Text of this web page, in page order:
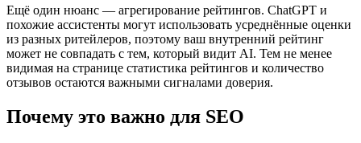
Ещё один нюанс — агрегирование рейтингов. ChatGPT и
похожие ассистенты могут использовать усреднённые оценки
из разных ритейлеров, поэтому ваш внутренний рейтинг
может не совпадать с тем, который видит AI. Тем не менее
видимая на странице статистика рейтингов и количество
отзывов остаются важными сигналами доверия.
Почему это важно для SEO